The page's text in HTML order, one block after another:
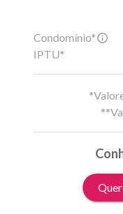
Condomínio*
IPTU*